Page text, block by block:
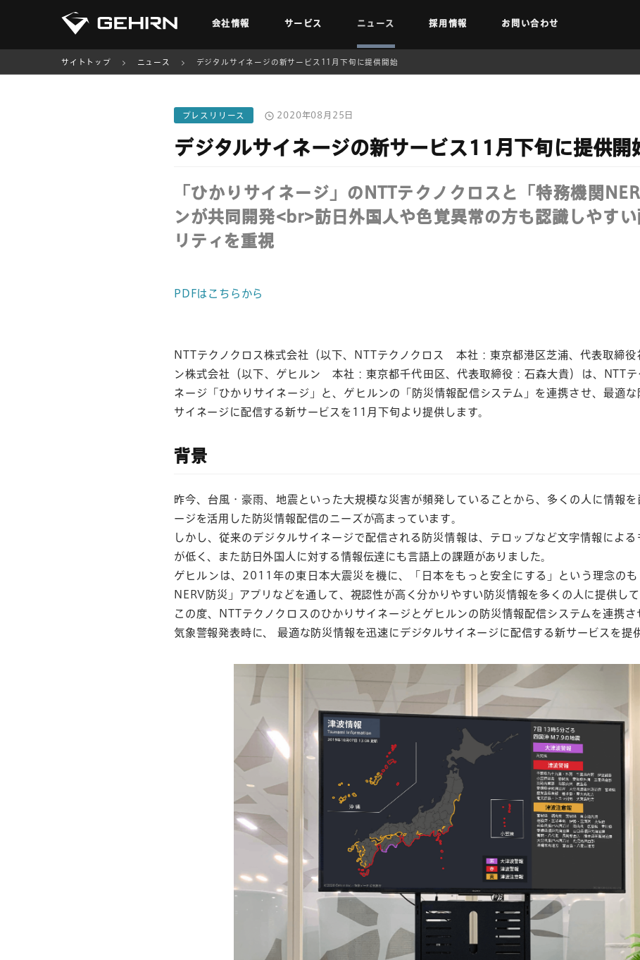
会社情報 サービス ニュース 採用情報 お問い合わせ
サイトトップ ニュース デジタルサイネージの新サービス11月下旬に提供開始
プレスリリース 2020年08月25日
デジタルサイネージの新サービス11月下旬に提供開
「ひかりサイネージ」のNTTテクノクロスと「特務機関
ンが共同開発<br>訪日外国人や色覚異常の方も認識しやす
リティを重視
PDFはこちらから
NTTテクノクロス株式会社（以下、NTTテクノクロス 本社：東京都港区芝浦、代表取締役
ン株式会社（以下、ゲヒルン 本社：東京都千代田区、代表取締役：石森大貴）は、NTTテ
ネージ「ひかりサイネージ」と、ゲヒルンの「防災情報配信システム」を連携させ、最適
サイネージに配信する新サービスを11月下旬より提供します。
背景
昨今、台風・豪雨、地震といった大規模な災害が頻発していることから、多くの人に情報
ージを活用した防災情報配信のニーズが高まっています。
しかし、従来のデジタルサイネージで配信される防災情報は、テロップなど文字情報によ
が低く、また訪日外国人に対する情報伝達にも言語上の課題がありました。
ゲヒルンは、2011年の東日本大震災を機に、「日本をもっと安全にする」という理念の
NERV防災」アプリなどを通して、視認性が高く分かりやすい防災情報を多くの人に提供して
この度、NTTテクノクロスのひかりサイネージとゲヒルンの防災情報配信システムを連携
気象警報発表時に、 最適な防災情報を迅速にデジタルサイネージに配信する新サービスを提